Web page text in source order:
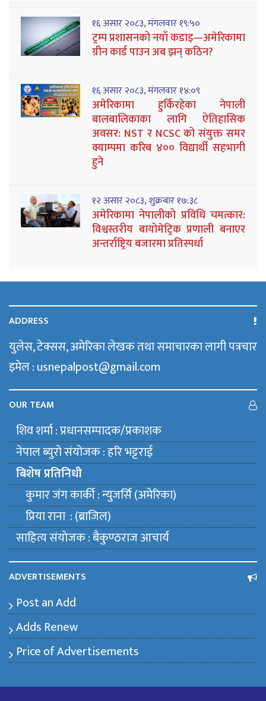
१६ असार २०८३, मंगलवार १९:५०
ट्रम्प प्रशासनको नयाँ कडाइ—अमेरिकामा
ग्रीन कार्ड पाउन अब झन् कठिन?
१६ असार २०८३, मंगलवार १४:०९
अमेरिकामा हुर्किरहेका नेपाली
बालबालिकाका लागि ऐतिहासिक
अवसर: NST र NCSC को संयुक्त समर
क्याम्पमा करिब ४०० विद्यार्थी सहभागी
हुने
१२ असार २०८३, शुक्रबार १७:३८
अमेरिकामा नेपालीको प्रविधि चमत्कार:
विश्वस्तरीय बायोमेट्रिक प्रणाली बनाएर
अन्तर्राष्ट्रिय बजारमा प्रतिस्पर्धा
ADDRESS
युलेस, टेक्सस, अमेरिका लेखक तथा समाचारका लागी पत्रचार
इमेल : usnepalpost@gmail.com
OUR TEAM
शिव शर्मा : प्रधानसम्पादक/प्रकाशक
नेपाल ब्युराे संयाेजक : हरि भट्टराई
बिशेष प्रतिनिधी
कुमार जंग कार्की : न्युजर्सि (अमेरिका)
प्रिया राना : (ब्राजिल)
साहित्य संयाेजक : बैकुण्ठराज आचार्य
ADVERTISEMENTS
Post an Add
Adds Renew
Price of Advertisements